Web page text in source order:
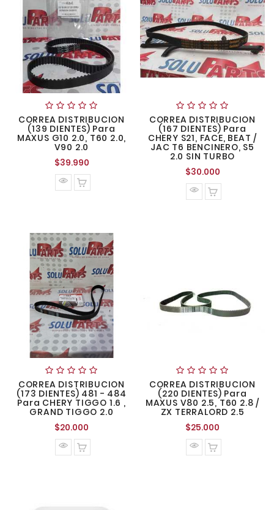
CORREA DISTRIBUCION
(139 DIENTES) Para
MAXUS G10 2.0, T60 2.0,
V90 2.0
$39.990Precio
normal
CORREA DISTRIBUCION
(167 DIENTES) Para
CHERY S21, FACE, BEAT /
JAC T6 BENCINERO, S5
2.0 SIN TURBO
$30.000Precio
normal
CORREA DISTRIBUCION
(173 DIENTES) 481 - 484
Para CHERY TIGGO 1.6 ,
GRAND TIGGO 2.0
$20.000
normal
CORREA DISTRIBUCION
(220 DIENTES) Para
MAXUS V80 2.5, T60 2.8 /
ZX TERRALORD 2.5
$25.000
normal